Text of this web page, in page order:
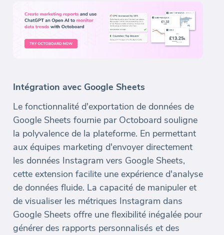
Intégration avec Google Sheets
Le fonctionnalité d'exportation de données de
Google Sheets fournie par Octoboard souligne
la polyvalence de la plateforme. En permettant
aux équipes marketing d'envoyer directement
les données Instagram vers Google Sheets,
cette extension facilite une expérience d'analyse
de données fluide. La capacité de manipuler et
de visualiser les métriques Instagram dans
Google Sheets offre une flexibilité inégalée pour
générer des rapports personnalisés et des